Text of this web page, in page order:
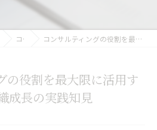
コラム コンサルティングの役割を最大限に活用する経営改善と組織成長の実践知見
の役割を最大限に活用す
成長の実践知見